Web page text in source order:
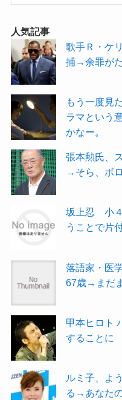
人気記事
歌手Ｒ・ケ
捕→余罪が
もう一度見
ラマという
かなー。
張本勲氏、
→そら、ボ
坂上忍 小
うことで片
落語家・医
67歳→まだ
甲本ヒロト
することに
ルミ子、よ
る→あなた